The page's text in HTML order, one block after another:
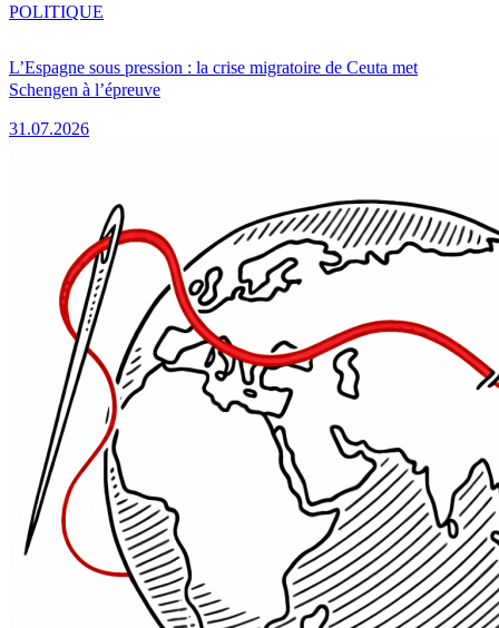
L’Espagne sous pression : la crise migratoire de Ceuta met
Schengen à l’épreuve
31.07.2026
POLITIQUE